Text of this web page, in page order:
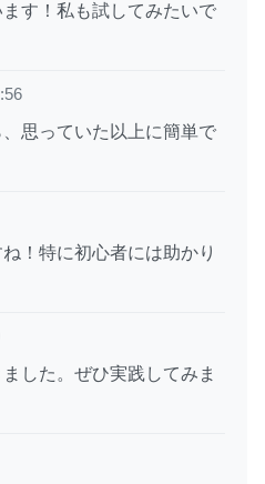
す！私も試してみたいで
思っていた以上に簡単で
！特に初心者には助かり
した。ぜひ実践してみま